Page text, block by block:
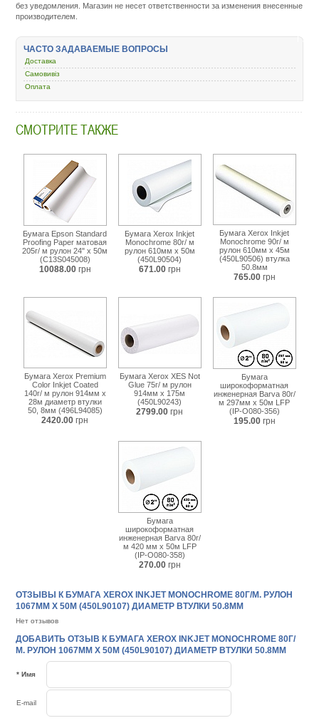
materialy/1120-
kalka-
dlya-
xerox-
inkjet-
80-
1067-
50-
450l90107-
8.html
без уведомления. Магазин не несет ответственности за изменения внесенные
производителем.
ЧАСТО ЗАДАВАЕМЫЕ ВОПРОСЫ
Доставка
Самовивіз
Оплата
СМОТРИТЕ ТАКЖЕ
Бумага Epson Standard
Proofing Paper матовая
205г/ м рулон 24" x 50м
(C13S045008)
10088.00 грн
Бумага Xerox Inkjet
Monochrome 80г/ м
рулон 610мм х 50м
(450L90504)
671.00 грн
Бумага Xerox Inkjet
Monochrome 90г/ м
рулон 610мм x 45м
(450L90506) втулка
50.8мм
765.00 грн
Бумага Xerox Premium
Color Inkjet Coated
140г/ м рулон 914мм х
28м диаметр втулки
50, 8мм (496L94085)
2420.00 грн
Бумага Xerox XES Not
Glue 75г/ м рулон
914мм х 175м
(450L90243)
2799.00 грн
Бумага
широкоформатная
инженерная Barva 80г/
м 297мм x 50м LFP
(IP-O080-356)
195.00 грн
Бумага
широкоформатная
инженерная Barva 80г/
м 420 мм x 50м LFP
(IP-O080-358)
270.00 грн
ОТЗЫВЫ К БУМАГА XEROX INKJET MONOCHROME 80Г/М. РУЛОН
1067ММ Х 50М (450L90107) ДИАМЕТР ВТУЛКИ 50.8ММ
Нет отзывов
ДОБАВИТЬ ОТЗЫВ К БУМАГА XEROX INKJET MONOCHROME 80Г/
М. РУЛОН 1067ММ Х 50М (450L90107) ДИАМЕТР ВТУЛКИ 50.8ММ
* Имя
E-mail